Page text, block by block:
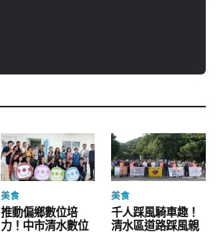
美食
推動偏鄉數位培
力！中市清水數位
美食
千人踩風騎車趣！
清水區道路踩風親